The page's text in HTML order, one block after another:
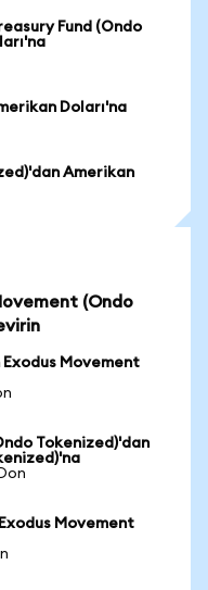
Fund (Ondo
Doları'na
Amerikan
(Ondo
Movement
Tokenized)'dan
Movement